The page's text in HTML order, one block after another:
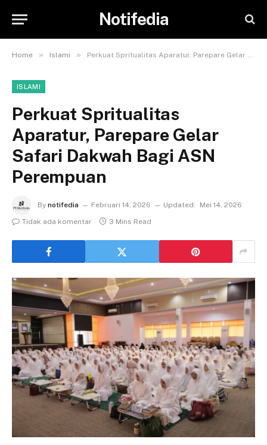
Notifedia
Home » Islami » Perkuat Spritualitas Aparatur, Parepare Gelar Safari Dakwah Bagi ASN Perempuan
ISLAMI
Perkuat Spritualitas
Aparatur, Parepare Gelar
Safari Dakwah Bagi ASN
Perempuan
By notifedia Februari 14, 2026 Updated:
Mei 14, 2026
Tidak ada komentar
3 Mins Read